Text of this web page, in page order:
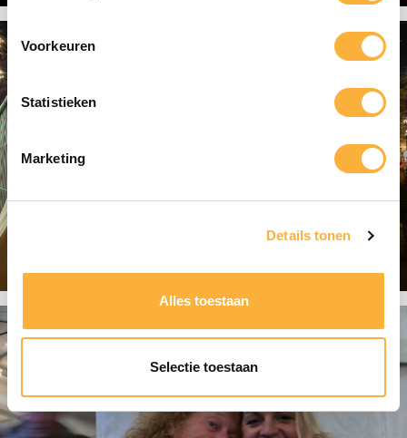
o
s
t
e
m
m
i
s
s
e
l
e
Voorkeuren
Statistieken
Marketing
Details tonen
Alles toestaan
Selectie toestaan